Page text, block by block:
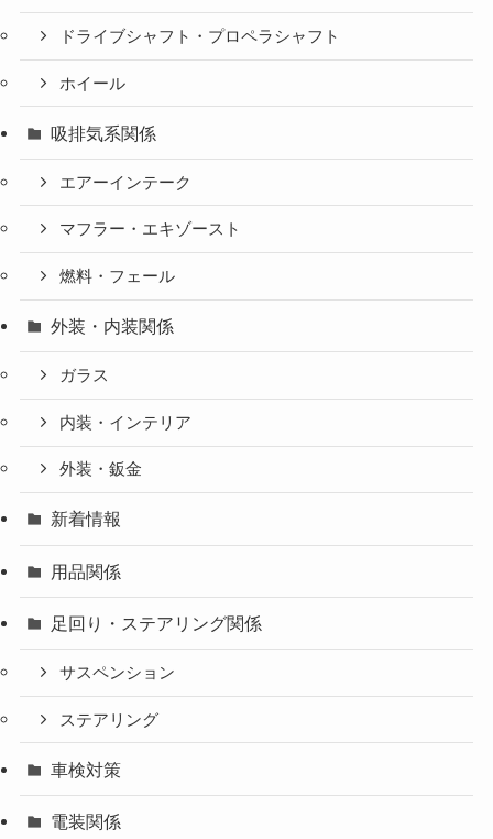
ドライブシャフト・プロペラシャフト
ホイール
吸排気系関係
エアーインテーク
マフラー・エキゾースト
燃料・フェール
外装・内装関係
ガラス
内装・インテリア
外装・鈑金
新着情報
用品関係
足回り・ステアリング関係
サスペンション
ステアリング
車検対策
電装関係